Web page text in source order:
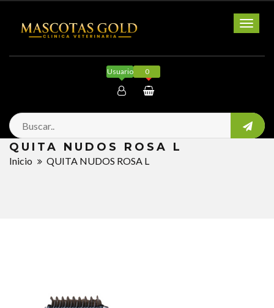
Usuario
Salir
0
QUITA NUDOS ROSA L
Inicio QUITA NUDOS ROSA L